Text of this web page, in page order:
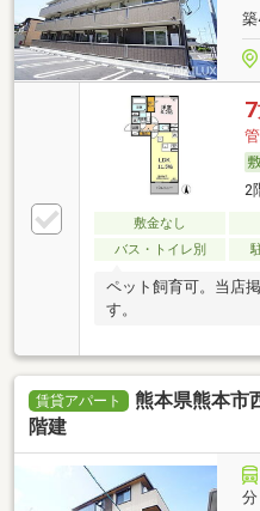
7
2
敷金なし
バス・トイレ別
ペット飼育可。当店
す。
賃貸アパート
熊本県熊本市
階建
分